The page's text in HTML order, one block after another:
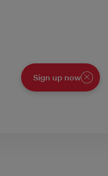
Sign up now
Cerrar